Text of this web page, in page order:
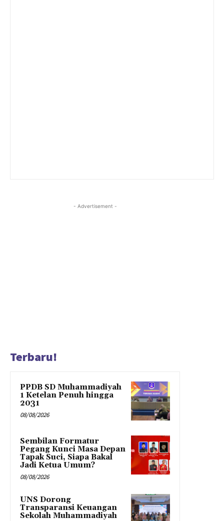
- Advertisement -
Terbaru!
PPDB SD Muhammadiyah
1 Ketelan Penuh hingga
2031
08/08/2026
Sembilan Formatur
Pegang Kunci Masa Depan
Tapak Suci, Siapa Bakal
Jadi Ketua Umum?
08/08/2026
UNS Dorong
Transparansi Keuangan
Sekolah Muhammadiyah